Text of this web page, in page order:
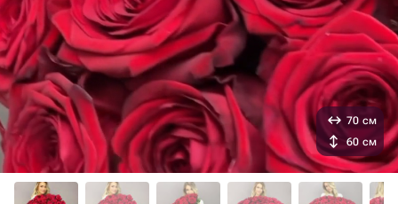
70 см
60 см